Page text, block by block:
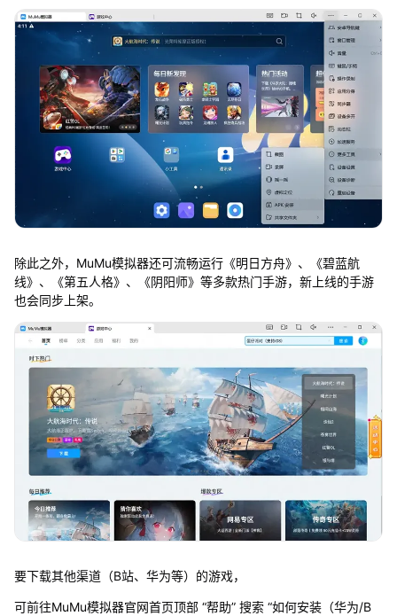
除此之外，MuMu模拟器还可流畅运行《明日方舟》、《碧蓝航
线》、《第五人格》、《阴阳师》等多款热门手游，新上线的手游
也会同步上架。
要下载其他渠道（B站、华为等）的游戏，
可前往MuMu模拟器官网首页顶部 “帮助” 搜索 “如何安装（华为/B